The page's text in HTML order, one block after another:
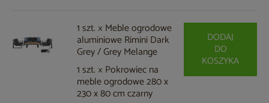
1 szt. × Meble ogrodowe
aluminiowe Rimini Dark
Grey / Grey Melange
1 szt. × Pokrowiec na
meble ogrodowe 280 x
230 x 80 cm czarny
DODAJ
DO
KOSZYKA